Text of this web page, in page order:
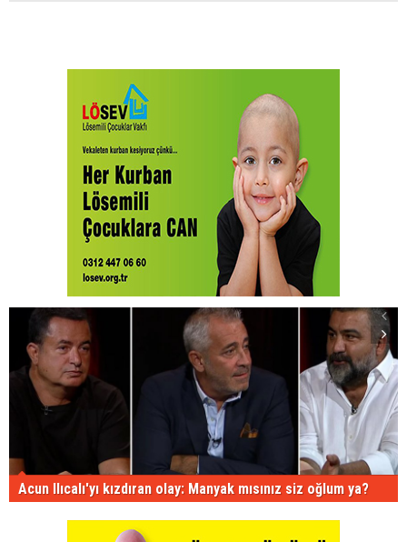
Acun Ilıcalı'yı kızdıran olay: Manyak mısınız siz oğlum ya?